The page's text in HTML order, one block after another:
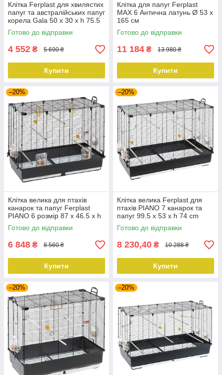
Клітка Ferplast для хвилястих
папуг та австралійських папуг
корела Gala 50 x 30 x h 75.5
cm
Готово до відправки
4 552 ₴ 5 690 ₴
Купити
Клітка для папуг Ferplast
MAX 6 Антична латунь Ø 53 х
165 см
Готово до відправки
11 184 ₴ 13 980 ₴
Купити
–20%
Клітка велика для птахів
канарок та папуг Ferplast
PIANO 6 розмір 87 x 46.5 x h
70 cm
Готово до відправки
6 848 ₴ 8 560 ₴
Купити
–20%
Клітка велика Ferplast для
птахів PIANO 7 канарок та
папуг 99.5 x 53 x h 74 cm
Готово до відправки
8 230,40 ₴ 10 288 ₴
Купити
–20% –20%